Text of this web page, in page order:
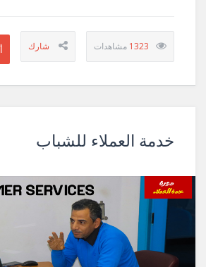
1323
خدمة العملاء للشباب